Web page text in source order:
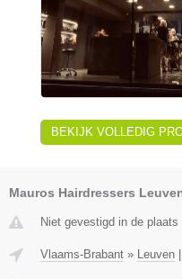
BEKIJK VOLLEDIG
Mauros Hairdressers
Niet gevestigd in de
Vlaams-Brabant » Leuven |